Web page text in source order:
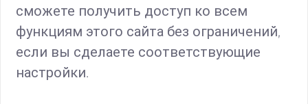
сможете получить доступ ко всем
функциям этого сайта без ограничений,
если вы сделаете соответствующие
настройки.